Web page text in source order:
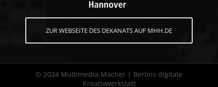
ZUR WEBSEITE DES DEKANATS AUF MHH.DE
© 2024 Multimedia-Macher | Berlins digitale
Kreativwerkstatt